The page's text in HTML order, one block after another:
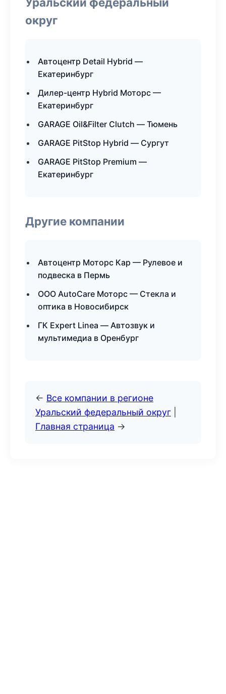
округ
Автоцентр Detail Hybrid —
Екатеринбург
Дилер-центр Hybrid Моторс —
Екатеринбург
GARAGE Oil&Filter Clutch — Тюмень
GARAGE PitStop Hybrid — Сургут
GARAGE PitStop Premium —
Екатеринбург
Другие компании
Автоцентр Моторс Кар — Рулевое и
подвеска в Пермь
ООО AutoCare Моторс — Стекла и
оптика в Новосибирск
ГК Expert Linea — Автозвук и
мультимедиа в Оренбург
← Все компании в регионе
Уральский федеральный округ
Главная страница →